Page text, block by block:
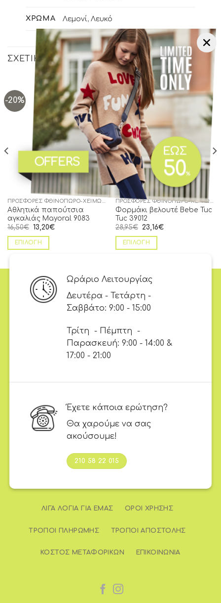
ΧΡΏΜΑ Λεμονί, Λευκό
ΣΧΕΤΙΚΆ ΠΡΟΪΌΝΤΑ
-20%
Add to
wishlist
ΠΡΟΣΦΟΡΈΣ ΦΘΙΝΌΠΩΡΟ-ΧΕΙΜΏΝΑΣ
Αθλητικά παπούτσια
αγκαλιάς Mayoral 9083
16,50€ 13,20€
ΕΠΙΛΟΓΉ
-20%
Add to
wishlist
12Μ
ΠΡΟΣΦΟΡΈΣ ΦΘΙΝΌΠΩΡΟ-ΧΕΙΜΏΝΑΣ
Φορμάκι βελουτέ Bebe Tuc
Tuc 39012
28,95€ 23,16€
ΕΠΙΛΟΓΉ
Ωράριο Λειτουργίας
Δευτέρα - Τετάρτη -
Σαββάτο: 9:00 - 15:00
Τρίτη - Πέμπτη -
Παρασκευή: 9:00 - 14:00 &
17:00 - 21:00
Έχετε κάποια ερώτηση?
Θα χαρούμε να σας
ακούσουμε!
210 58 22 015
ΛΊΓΑ ΛΌΓΙΑ ΓΙΑ ΕΜΆΣ ΌΡΟΙ ΧΡΉΣΗΣ
ΤΡΌΠΟΙ ΠΛΗΡΩΜΉΣ ΤΡΌΠΟΙ ΑΠΟΣΤΟΛΉΣ
ΚΌΣΤΟΣ ΜΕΤΑΦΟΡΙΚΏΝ ΕΠΙΚΟΙΝΩΝΊΑ